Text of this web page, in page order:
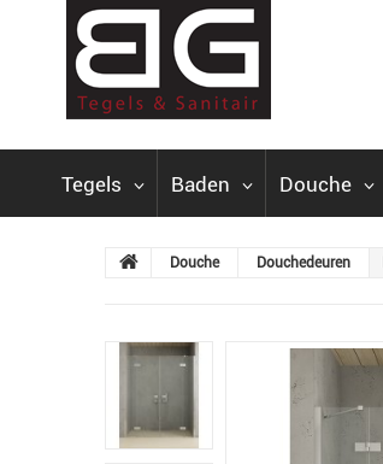
Tegels Baden Douche
Douche Douchedeuren